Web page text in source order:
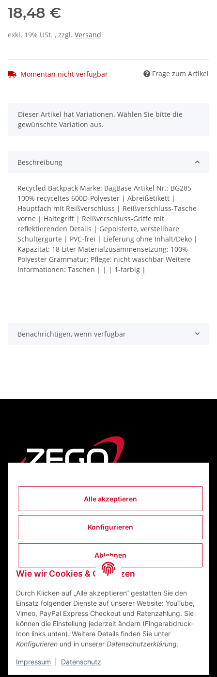
Alle akzeptieren
Konfigurieren
Ablehnen
Wie wir Cookies & Co nutzen
Durch Klicken auf „Alle akzeptieren“ gestatten Sie den
Einsatz folgender Dienste auf unserer Website: YouTube,
Vimeo, PayPal Express Checkout und Ratenzahlung. Sie
können die Einstellung jederzeit ändern (Fingerabdruck-
Icon links unten). Weitere Details finden Sie unter
Konfigurieren und in unserer Datenschutzerklärung.
Impressum Datenschutz
18,48 €
exkl. 19% USt. , zzgl. Versand
Momentan nicht verfügbar Frage zum Artikel
x
Dieser Artikel hat Variationen. Wählen Sie bitte die
gewünschte Variation aus.
Beschreibung
Recycled Backpack Marke: BagBase Artikel Nr.: BG285
100% recyceltes 600D-Polyester | Abreißetikett |
Hauptfach mit Reißverschluss | Reißverschluss-Tasche
vorne | Haltegriff | Reißverschluss-Griffe mit
reflektierenden Details | Gepolsterte, verstellbare
Schultergurte | PVC-frei | Lieferung ohne Inhalt/Deko |
Kapazität: 18 Liter Materialzusammensetzung: 100%
Polyester Grammatur: Pflege: nicht waschbar Weitere
Informationen: Taschen | | | 1-farbig |
Benachrichtigen, wenn verfügbar
Informationen
ZEGO Textilveredelungszentrum GmbH
63741 Aschaffenburg Deutschland
Mail:info@zego-tvz.de
Tel.:06021 59092-0